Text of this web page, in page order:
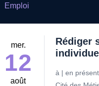
Emploi
mer.
12
août
Rédiger
individuel
à | en